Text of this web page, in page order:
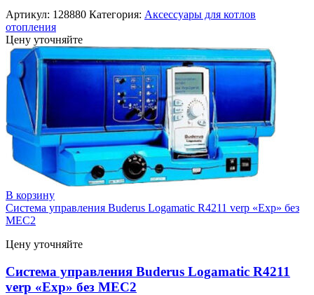
Артикул: 128880 Категория: Аксессуары для котлов
отопления
Цену уточняйте
В корзину
Система управления Buderus Logamatic R4211 verp «Exp» без
MEC2
Цену уточняйте
Система управления Buderus Logamatic R4211
verp «Exp» без MEC2